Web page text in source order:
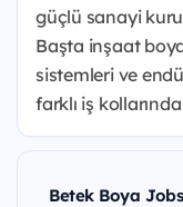
güçlü sanayi
Başta inşaat
sistemleri ve
farklı iş
Betek Boya